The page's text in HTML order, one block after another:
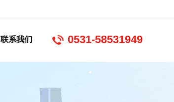
联系我们 0531-58531949